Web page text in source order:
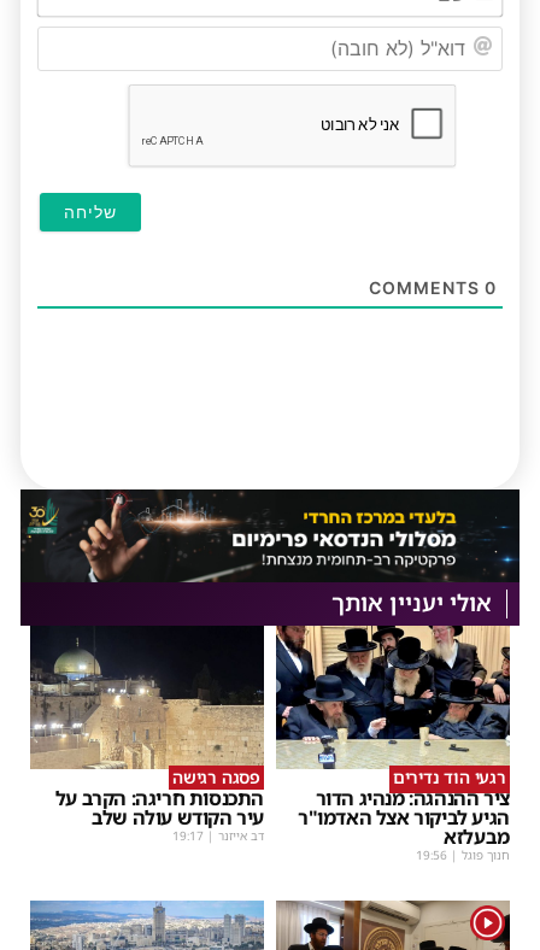
0
אולי יעניין אותך
רגעי הוד נדירים
ציר ההנהגה: מנהיג הדור
הגיע לביקור אצל האדמו"ר
מבעלזא
חנוך פוגל |
19:56
פסגה רגישה
התכנסות חריגה: הקרב על
עיר הקודש עולה שלב
דב אייזנר |
19:17
1